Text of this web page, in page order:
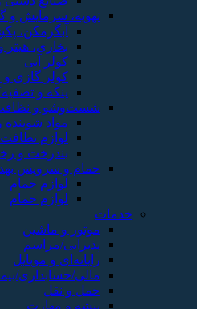
تهویه، سرمایش و
آبگرمکن،
بخاری، هیتر
کولر آبی
کولر گازی
پنکه و
شست‌وشو و
مواد
لوازم نظافت
بندرخت و
حمام و سرویس
لوازم حمام
لوازم حمام
خدمات
موتور و ماشین
پذیرایی/مراسم
رایانه‌ای و موبایل
مالی/حسابداری/
حمل و نقل
پیشه و مهارت